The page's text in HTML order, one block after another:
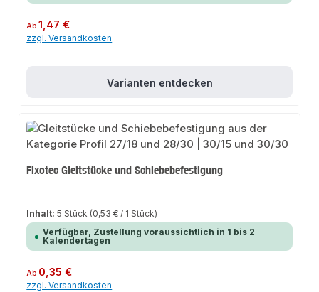
Regulärer Preis:
Ab1,47 €
zzgl. Versandkosten
Varianten entdecken
Fixotec Gleitstücke und Schiebebefestigung
Inhalt:5 Stück (0,53 € / 1 Stück)
Verfügbar, Zustellung voraussichtlich in 1 bis 2
Kalendertagen
Regulärer Preis:
Ab 0,35 €
zzgl. Versandkosten